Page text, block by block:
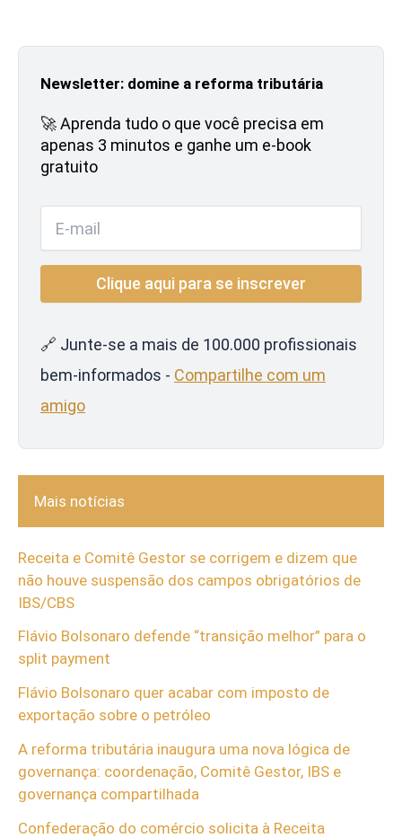
Newsletter: domine a reforma tributária
🚀 Aprenda tudo o que você precisa em
apenas 3 minutos e ganhe um e-book
gratuito
🔗 Junte-se a mais de 100.000 profissionais
bem-informados - Compartilhe com um
amigo
Mais notícias
Receita e Comitê Gestor se corrigem e dizem que
não houve suspensão dos campos obrigatórios de
IBS/CBS
Flávio Bolsonaro defende “transição melhor” para o
split payment
Flávio Bolsonaro quer acabar com imposto de
exportação sobre o petróleo
A reforma tributária inaugura uma nova lógica de
governança: coordenação, Comitê Gestor, IBS e
governança compartilhada
Confederação do comércio solicita à Receita